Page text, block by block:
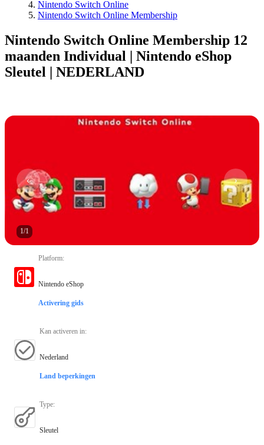
Nintendo Switch Online
Nintendo Switch Online Membership
Nintendo Switch Online Membership 12
maanden Individual | Nintendo eShop
Sleutel | NEDERLAND
1/1
Platform:
Nintendo eShop
Activering gids
Kan activeren in:
Nederland
Land beperkingen
Type:
Sleutel